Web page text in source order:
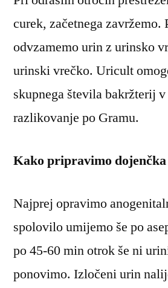
curek, začetnega zavržemo.
odvzamemo urin z urinsko
urinski vrečko. Uricult
skupnega števila bakržterij
razlikovanje po Gramu.
Kako pripravimo dojenčka
Najprej opravimo
spolovilo umijemo še po
po 45-60 min otrok še ni
ponovimo. Izločeni urin